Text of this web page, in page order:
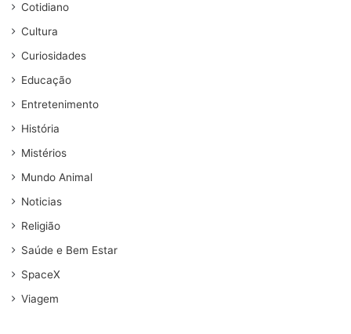
Cotidiano
Cultura
Curiosidades
Educação
Entretenimento
História
Mistérios
Mundo Animal
Noticias
Religião
Saúde e Bem Estar
SpaceX
Viagem